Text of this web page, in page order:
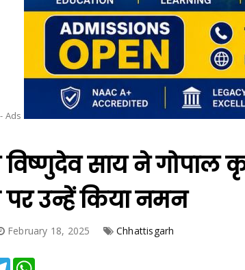
Ads
विष्णुदेव साय ने गोपाल
पर उन्हें किया नमन
February 18, 2025 Chhattisgarh
Telegram